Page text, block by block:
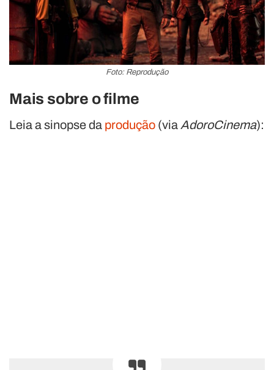
Foto: Reprodução
Mais sobre o filme
Leia a sinopse da produção (via AdoroCinema):